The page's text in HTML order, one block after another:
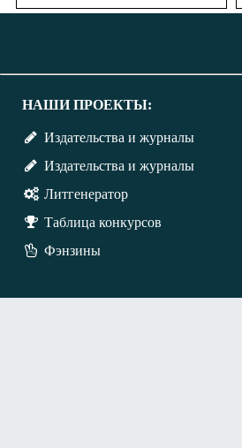
НАШИ ПРОЕКТЫ:
Издательства и журналы
Издательства и журналы
Литгенератор
Таблица конкурсов
Фэнзины